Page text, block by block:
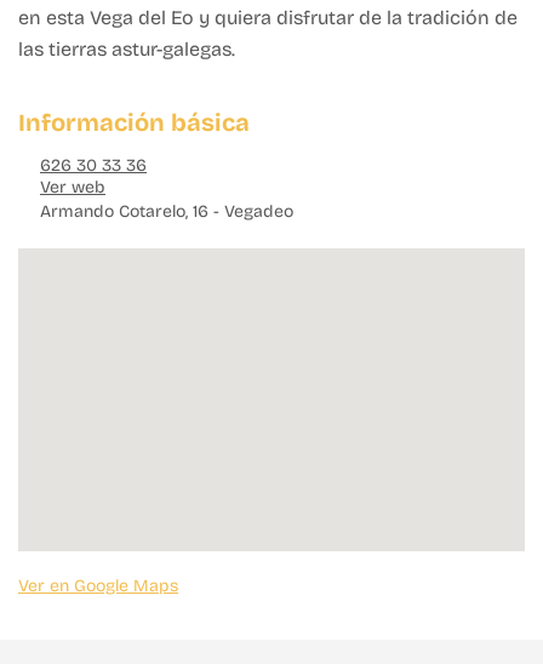
en esta Vega del Eo y quiera disfrutar de la tradición de
las tierras astur-galegas.
Información básica
626 30 33 36
Ver web
Armando Cotarelo, 16 - Vegadeo
Ver en Google Maps